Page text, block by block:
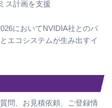
ス計画を支援
においてNVIDIA社とのパ
エコシステムが生み出すイ
問、お見積依頼、ご登録情